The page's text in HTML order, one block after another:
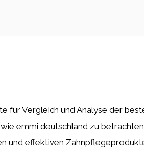
für Vergleich und Analyse der
emmi deutschland zu
und effektiven